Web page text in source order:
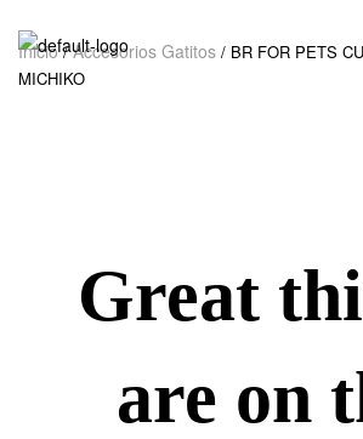
Inicio/Accesorios Gatitos / BR FOR PETS
MICHIKO
Great
are on